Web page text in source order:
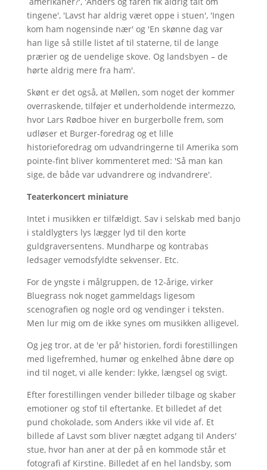
tingene', 'Lavst har aldrig været oppe i stuen', 'Ingen
kom ham nogensinde nær' og 'En skønne dag var
han lige så stille listet af til staterne, til de lange
prærier og de uendelige skove. Og landsbyen – de
hørte aldrig mere fra ham'.
Skønt er det også, at Møllen, som noget der kommer
overraskende, tilføjer et underholdende intermezzo,
hvor Lars Rødboe hiver en burgerbolle frem, som
udløser et Burger-foredrag og et lille
historieforedrag om udvandringerne til Amerika som
pointe-fint bliver kommenteret med: 'Så man kan
sige, de både var udvandrere og indvandrere'.
Teaterkoncert miniature
Intet i musikken er tilfældigt. Sav i selskab med banjo
i staldlygters lys lægger lyd til den korte
guldgraversentens. Mundharpe og kontrabas
ledsager vemodsfyldte sekvenser. Etc.
For de yngste i målgruppen, de 12-årige, virker
Bluegrass nok noget gammeldags ligesom
scenografien og nogle ord og vendinger i teksten.
Men lur mig om de ikke synes om musikken alligevel.
Og jeg tror, at de 'er på' historien, fordi forestillingen
med ligefremhed, humør og enkelhed åbne døre op
ind til noget, vi alle kender: lykke, længsel og svigt.
Efter forestillingen vender billeder tilbage og skaber
emotioner og stof til eftertanke. Et billedet af det
pund chokolade, som Anders ikke vil vide af. Et
billede af Lavst som bliver nægtet adgang til Anders'
stue, hvor han aner at der på en kommode står et
fotografi af Kirstine. Billedet af en hel landsby, som